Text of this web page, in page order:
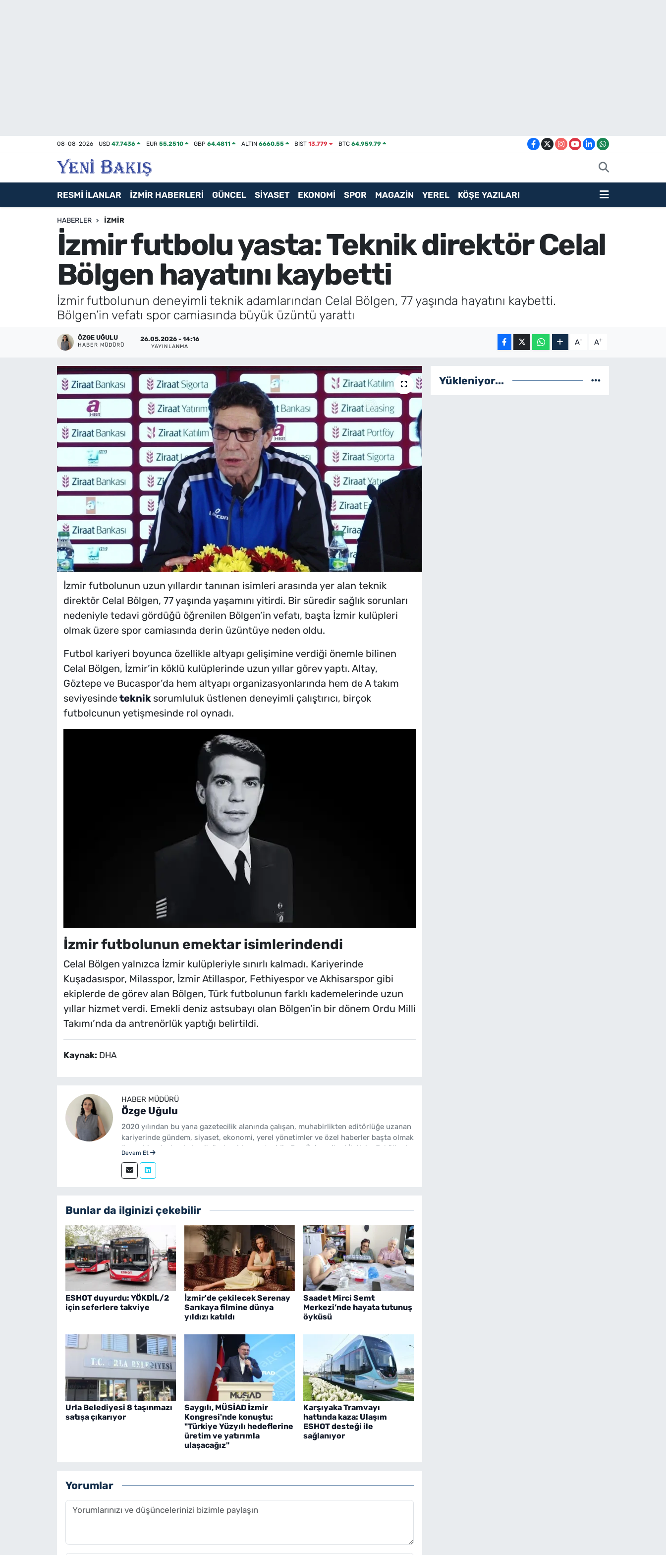
08-08-2026 USD47,7436 EUR 55,2510 GBP64,4811 ALTIN 6660.55 BİST13.779 BTC 64.959,79
RESMİ İLANLAR İZMİR HABERLERİ GÜNCEL SİYASET EKONOMİ SPOR MAGAZİN YEREL KÖŞE YAZILARI
HABERLER İZMIR
İzmir futbolu yasta: Teknik direktör Celal
Bölgen hayatını kaybetti
İzmir futbolunun deneyimli teknik adamlarından Celal Bölgen, 77 yaşında hayatını kaybetti.
Bölgen’in vefatı spor camiasında büyük üzüntü yarattı
ÖZGE UĞULU
HABER MÜDÜRÜ
26.05.2026 - 14:16
YAYINLANMA A- A+
İzmir futbolunun uzun yıllardır tanınan isimleri arasında yer alan teknik
direktör Celal Bölgen, 77 yaşında yaşamını yitirdi. Bir süredir sağlık sorunları
nedeniyle tedavi gördüğü öğrenilen Bölgen’in vefatı, başta İzmir kulüpleri
olmak üzere spor camiasında derin üzüntüye neden oldu.
Futbol kariyeri boyunca özellikle altyapı gelişimine verdiği önemle bilinen
Celal Bölgen, İzmir’in köklü kulüplerinde uzun yıllar görev yaptı. Altay,
Göztepe ve Bucaspor’da hem altyapı organizasyonlarında hem de A takım
seviyesindeteknik sorumluluk üstlenen deneyimli çalıştırıcı, birçok
futbolcunun yetişmesinde rol oynadı.
İzmir futbolunun emektar isimlerindendi
Celal Bölgen yalnızca İzmir kulüpleriyle sınırlı kalmadı. Kariyerinde
Kuşadasıspor, Milasspor, İzmir Atillaspor, Fethiyespor ve Akhisarspor gibi
ekiplerde de görev alan Bölgen, Türk futbolunun farklı kademelerinde uzun
yıllar hizmet verdi. Emekli deniz astsubayı olan Bölgen’in bir dönem Ordu Milli
Takımı’nda da antrenörlük yaptığı belirtildi.
Kaynak: DHA
HABER MÜDÜRÜ
Özge Uğulu
2020 yılından bu yana gazetecilik alanında çalışan, muhabirlikten editörlüğe uzanan
kariyerinde gündem, siyaset, ekonomi, yerel yönetimler ve özel haberler başta olmak
üzere birçok alanda içerik üreten bir gazetecidir. Ege Üniversitesi İletişim Fakültesi
sürdürmektedir.
Devam Et
Bunlar da ilginizi çekebilir
ESHOT duyurdu: YÖKDİL/2
için seferlere takviye
İzmir'de çekilecek Serenay
Sarıkaya filmine dünya
yıldızı katıldı
Saadet Mirci Semt
Merkezi’nde hayata tutunuş
öyküsü
Urla Belediyesi 8 taşınmazı
satışa çıkarıyor
Saygılı, MÜSİAD İzmir
Kongresi'nde konuştu:
"Türkiye Yüzyılı hedeflerine
üretim ve yatırımla
ulaşacağız"
Karşıyaka Tramvayı
hattında kaza: Ulaşım
ESHOT desteği ile
sağlanıyor
Yorumlar
Yükleniyor...
Asayiş / Polis-Adliye
Magazin
İletişim